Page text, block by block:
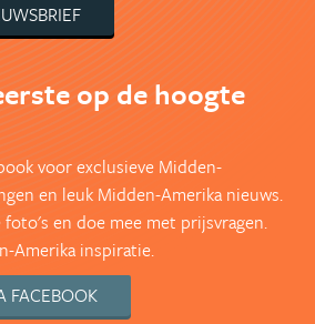
op de hoogte
voor exclusieve Midden-
en leuk Midden-Amerika nieuws.
en doe mee met prijsvragen.
Amerika inspiratie.
FACEBOOK